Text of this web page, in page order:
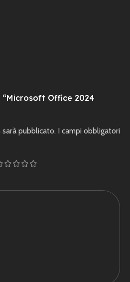
“Microsoft Office 2024
pubblicato. I campi obbligatori